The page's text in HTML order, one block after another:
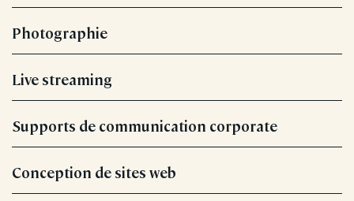
Photographie
Live streaming
Supports de communication corporate
Conception de sites web